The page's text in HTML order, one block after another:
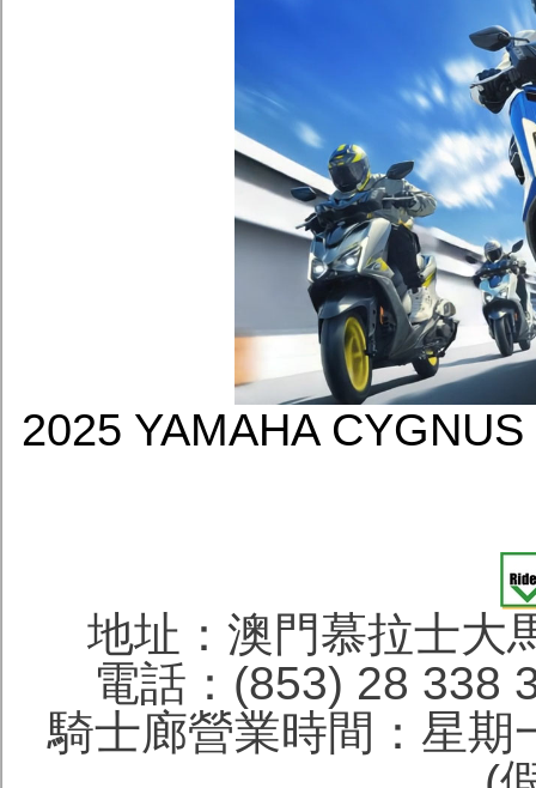
2025 YAMAHA
地址：澳門慕拉士大
電話：(853) 28 338
騎士廊營業時間：星期